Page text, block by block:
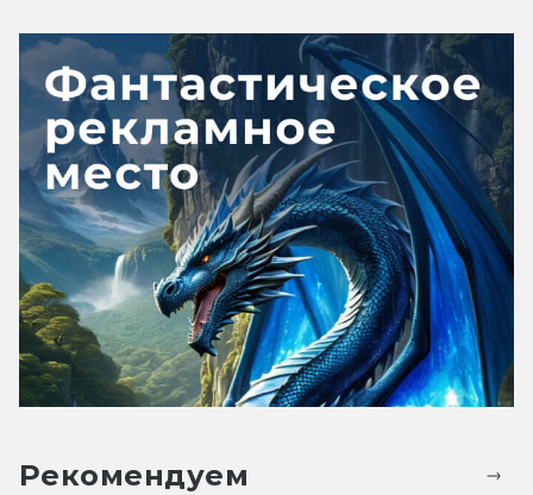
Рекомендуем